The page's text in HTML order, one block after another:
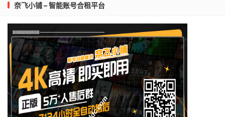
奈飞小铺 – 智能账号合租平台